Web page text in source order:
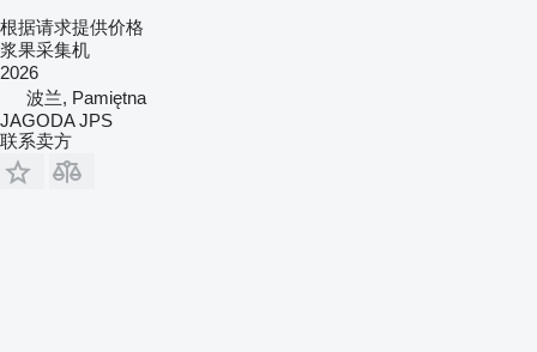
根据请求提供价格
浆果采集机
2026
波兰, Pamiętna
JAGODA JPS
联系卖方